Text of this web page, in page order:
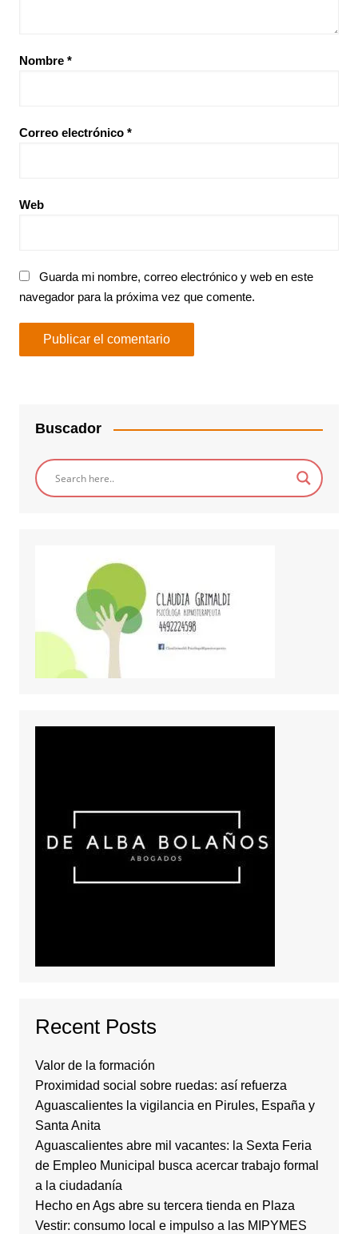
Nombre *
Correo electrónico *
Web
Guarda mi nombre, correo electrónico y web en este
navegador para la próxima vez que comente.
Buscador
Recent Posts
Valor de la formación
Proximidad social sobre ruedas: así refuerza
Aguascalientes la vigilancia en Pirules, España y
Santa Anita
Aguascalientes abre mil vacantes: la Sexta Feria
de Empleo Municipal busca acercar trabajo formal
a la ciudadanía
Hecho en Ags abre su tercera tienda en Plaza
Vestir: consumo local e impulso a las MIPYMES